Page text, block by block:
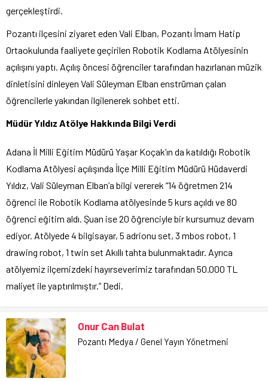
gerçekleştirdi.
Pozantı ilçesini ziyaret eden Vali Elban, Pozantı İmam Hatip
Ortaokulunda faaliyete geçirilen Robotik Kodlama Atölyesinin
açılışını yaptı. Açılış öncesi öğrenciler tarafından hazırlanan müzik
dinletisini dinleyen Vali Süleyman Elban enstrüman çalan
öğrencilerle yakından ilgilenerek sohbet etti.
Müdür Yıldız Atölye Hakkında Bilgi Verdi
Adana İl Milli Eğitim Müdürü Yaşar Koçak’ın da katıldığı Robotik
Kodlama Atölyesi açılışında İlçe Milli Eğitim Müdürü Hüdaverdi
Yıldız, Vali Süleyman Elban’a bilgi vererek “14 öğretmen 214
öğrenci ile Robotik Kodlama atölyesinde 5 kurs açıldı ve 80
öğrenci eğitim aldı. Şuan ise 20 öğrenciyle bir kursumuz devam
ediyor. Atölyede 4 bilgisayar, 5 adrionu set, 3 mbos robot, 1
drawing robot, 1 twin set Akıllı tahta bulunmaktadır. Ayrıca
atölyemiz ilçemizdeki hayırseverimiz tarafından 50.000 TL
maliyet ile yaptırılmıştır.” Dedi.
Onur Can Bulat
Pozantı Medya / Genel Yayın Yönetmeni